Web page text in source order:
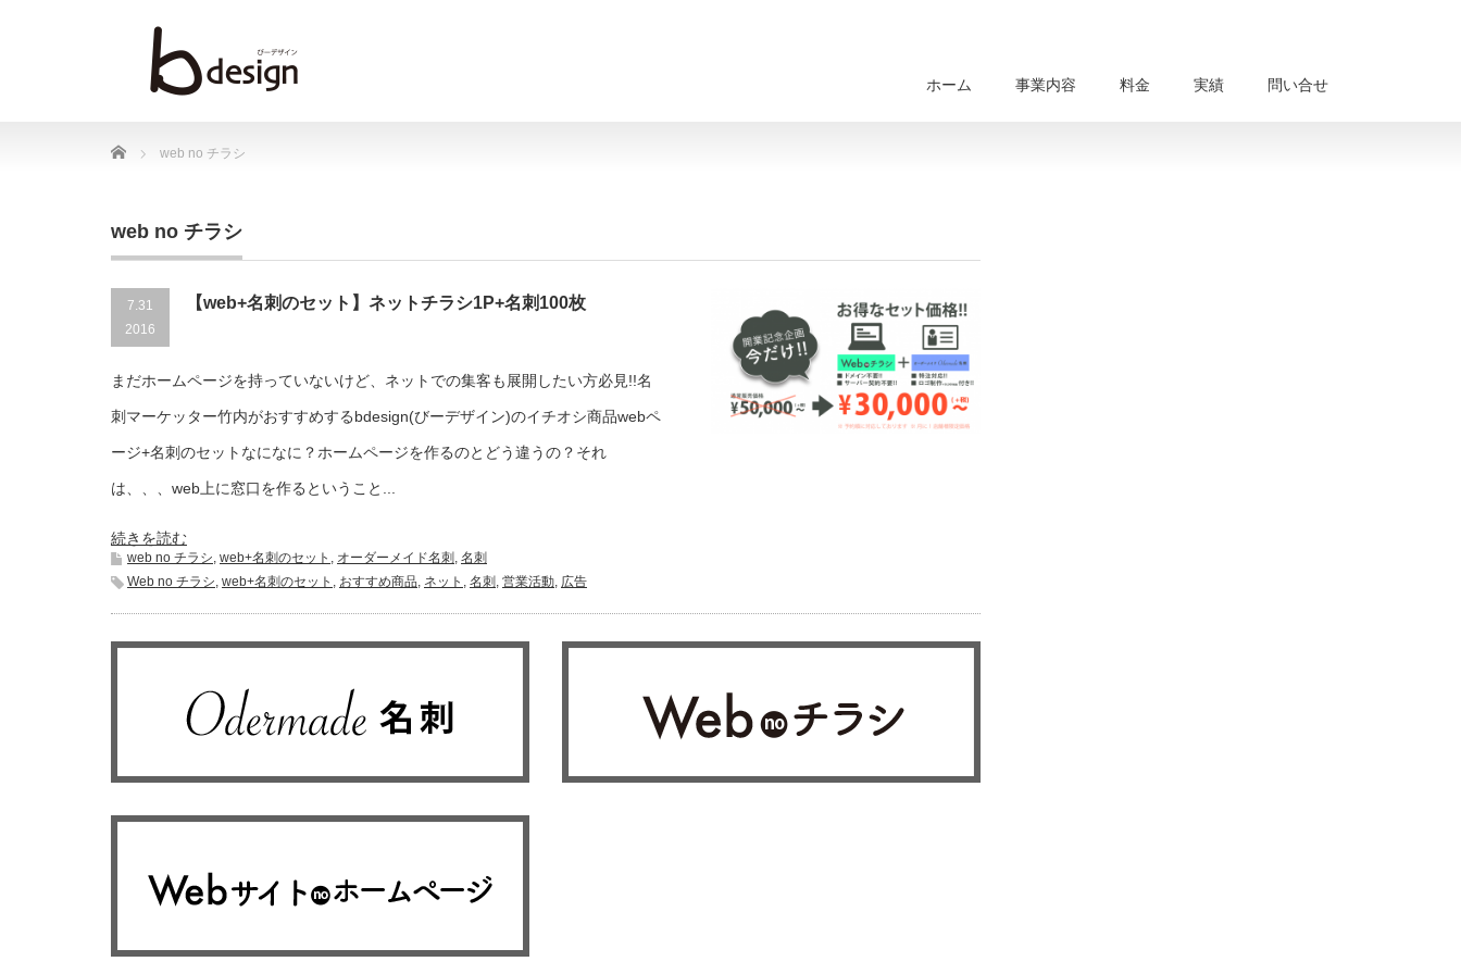
ホーム 事業内容 料金 実績 問い合せ
Home web no チラシ
web no チラシ
7.31
2016
【web+名刺のセット】ネットチラシ1P+名刺100枚
まだホームページを持っていないけど、ネットでの集客も展開したい方必見!!名
刺マーケッター竹内がおすすめするbdesign(びーデザイン)のイチオシ商品webペ
ージ+名刺のセットなになに？ホームページを作るのとどう違うの？それ
は、、、web上に窓口を作るということ...
続きを読む
web no チラシ, web+名刺のセット , オーダーメイド名刺 , 名刺
Web no チラシ, web+名刺のセット , おすすめ商品, ネット , 名刺 , 営業活動, 広告